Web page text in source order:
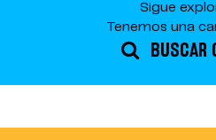
Sigue
Tenemos una
BUSCAR